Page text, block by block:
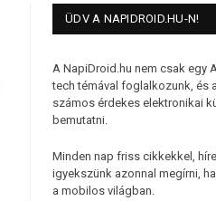
ÜDV A NAPIDROID.HU-N!
A NapiDroid.hu nem csak egy
tech témával foglalkozunk, és
számos érdekes elektronikai
bemutatni.
Minden nap friss cikkekkel,
igyekszünk azonnal megírni,
a mobilos világban.